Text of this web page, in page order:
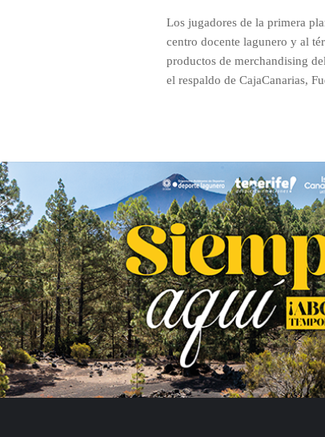
Los jugadores de la primera
centro docente lagunero y al
productos de merchandising
el respaldo de CajaCanarias,